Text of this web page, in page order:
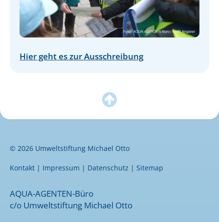
Hier geht es zur Ausschreibung

© 2026 Umweltstiftung Michael Otto
Kontakt | Impressum | Datenschutz | Sitemap
AQUA-AGENTEN-Büro
c/o Umweltstiftung Michael Otto